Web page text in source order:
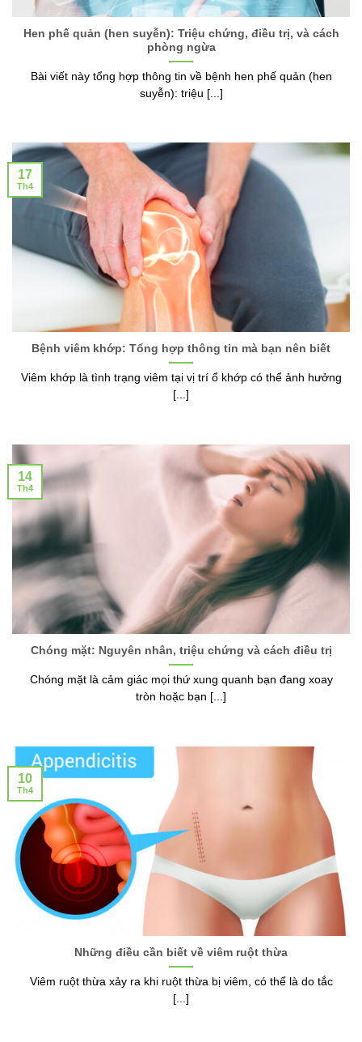
Hen phế quản (hen suyễn): Triệu chứng, điều trị, và cách
phòng ngừa
Bài viết này tổng hợp thông tin về bệnh hen phế quản (hen
suyễn): triệu [...]
Bệnh viêm khớp: Tổng hợp thông tin mà bạn nên biết
Viêm khớp là tình trạng viêm tại vị trí ổ khớp có thể ảnh hưởng
[...]
17
Th4
Chóng mặt: Nguyên nhân, triệu chứng và cách điều trị
Chóng mặt là cảm giác mọi thứ xung quanh bạn đang xoay
tròn hoặc bạn [...]
14
Th4
Những điều cần biết về viêm ruột thừa
Viêm ruột thừa xảy ra khi ruột thừa bị viêm, có thể là do tắc
[...]
10
Th4